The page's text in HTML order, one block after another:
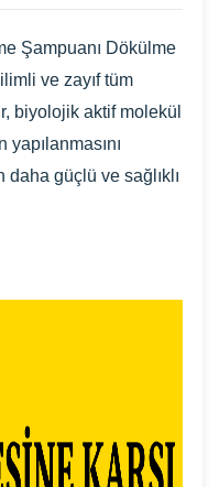
Şampuanı Dökülme
ve zayıf tüm
biyolojik aktif molekül
güçlü ve sağlıklı